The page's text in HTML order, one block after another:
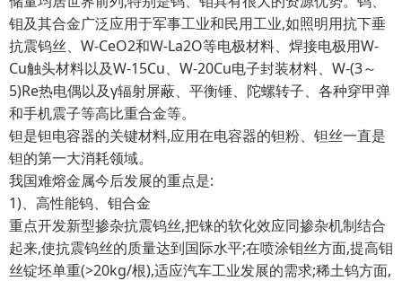
钼及其合金广泛应用于军事工业和民用工业,如照明用抗下垂
抗震钨丝、W-CeO2和W-La2O等电极材料、焊接电极用W-
Cu触头材料以及W-15Cu、W-20Cu电子封装材料、W-(3～
5)Re热电偶以及γ辐射屏蔽、平衡锤、陀螺转子、各种穿甲弹
和手机震子等高比重合金等。
钽是钽电容器的关键材料,应用在电容器的钽粉、钽丝一直是
钽的第一大消耗领域。
我国难熔金属今后发展的重点是:
1)、高性能钨、钼合金
重点开发新型掺杂抗震钨丝,把铼的软化效应同掺杂机制结合
起来,使抗震钨丝的质量达到国际水平;在喷涂钼丝方面,提高钼
丝锭坯单重(>20kg/根),适应汽车工业发展的需求;稀土钨方面,